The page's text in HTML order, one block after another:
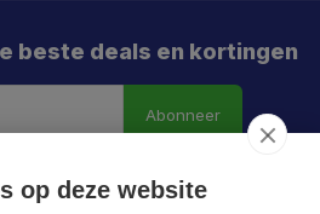
beste deals en kortingen
Abonneer
op deze website